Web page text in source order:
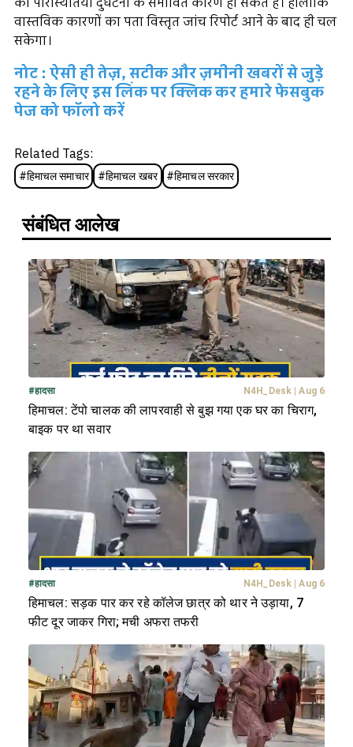
वास्तविक कारणों का पता विस्तृत जांच रिपोर्ट आने के बाद ही चल
सकेगा।
नोट : ऐसी ही तेज़, सटीक और ज़मीनी खबरों से जुड़े
रहने के लिए इस लिंक पर क्लिक कर हमारे फेसबुक
पेज को फॉलो करें
Related Tags:
#हिमाचल समाचार #हिमाचल खबर #हिमाचल सरकार
संबंधित आलेख
#हादसा N4H_Desk Aug 6
हिमाचल: टेंपो चालक की लापरवाही से बुझ गया एक घर का चिराग,
बाइक पर था सवार
#हादसा N4H_Desk Aug 6
हिमाचल: सड़क पार कर रहे कॉलेज छात्र को थार ने उड़ाया, 7
फीट दूर जाकर गिरा; मची अफरा तफरी